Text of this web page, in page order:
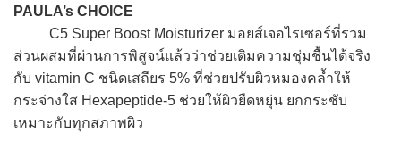
PAULA’s CHOICE
C5 Super Boost Moisturizer มอยส์เจอไรเซอร์ที่รวม
ส่วนผสมที่ผ่านการพิสูจน์แล้วว่าช่วยเติมความชุ่มชื้นได้จริง
กับ vitamin C ชนิดเสถียร 5% ที่ช่วยปรับผิวหมองคล้ำให้
กระจ่างใส Hexapeptide-5 ช่วยให้ผิวยืดหยุ่น ยกกระชับ
เหมาะกับทุกสภาพผิว